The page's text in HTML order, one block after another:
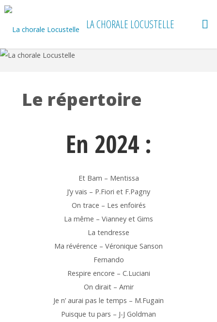
Skip
content
LA CHORALE LOCUSTELLE
Le répertoire
En 2024 :
Et Bam – Mentissa
J’y vais – P.Fiori et F.Pagny
On trace – Les enfoirés
La même – Vianney et Gims
La tendresse
Ma révérence – Véronique Sanson
Fernando
Respire encore – C.Luciani
On dirait – Amir
Je n’ aurai pas le temps – M.Fugain
Puisque tu pars – J-J Goldman